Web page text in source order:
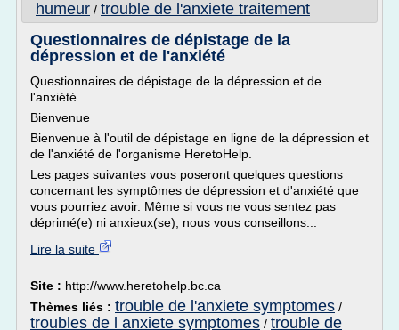
humeur / trouble de l'anxiete traitement
Questionnaires de dépistage de la
dépression et de l'anxiété
Questionnaires de dépistage de la dépression et de
l'anxiété
Bienvenue
Bienvenue à l'outil de dépistage en ligne de la dépression et
de l'anxiété de l'organisme HeretoHelp.
Les pages suivantes vous poseront quelques questions
concernant les symptômes de dépression et d'anxiété que
vous pourriez avoir. Même si vous ne vous sentez pas
déprimé(e) ni anxieux(se), nous vous conseillons...
Lire la suite
Site : http://www.heretohelp.bc.ca
Thèmes liés : trouble de l'anxiete symptomes /
troubles de l anxiete symptomes / trouble de